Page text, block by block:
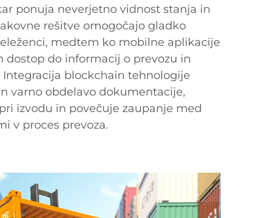
ponuja neverjetno vidnost stanja in
rešitve omogočajo gladko
medtem ko mobilne aplikacije
dostop do informacij o prevozu in
Integracija blockchain tehnologije
varno obdelavo dokumentacije,
izvodu in povečuje zaupanje med
v proces prevoza.